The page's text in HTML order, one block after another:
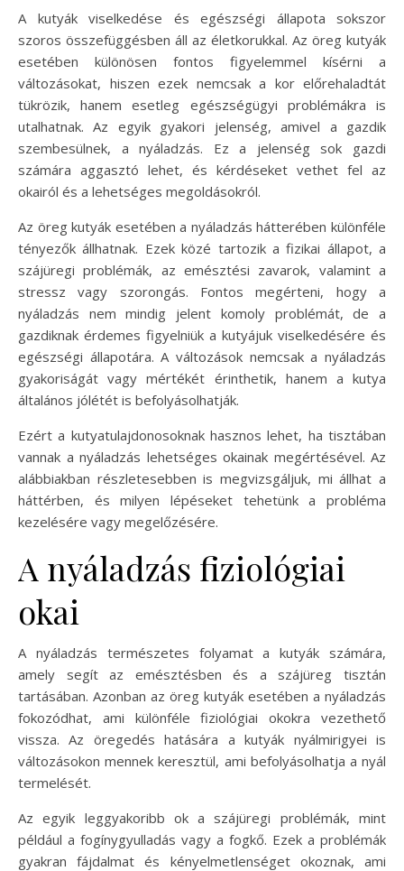
A kutyák viselkedése és egészségi állapota sokszor
szoros összefüggésben áll az életkorukkal. Az öreg kutyák
esetében különösen fontos figyelemmel kísérni a
változásokat, hiszen ezek nemcsak a kor előrehaladtát
tükrözik, hanem esetleg egészségügyi problémákra is
utalhatnak. Az egyik gyakori jelenség, amivel a gazdik
szembesülnek, a nyáladzás. Ez a jelenség sok gazdi
számára aggasztó lehet, és kérdéseket vethet fel az
okairól és a lehetséges megoldásokról.
Az öreg kutyák esetében a nyáladzás hátterében különféle
tényezők állhatnak. Ezek közé tartozik a fizikai állapot, a
szájüregi problémák, az emésztési zavarok, valamint a
stressz vagy szorongás. Fontos megérteni, hogy a
nyáladzás nem mindig jelent komoly problémát, de a
gazdiknak érdemes figyelniük a kutyájuk viselkedésére és
egészségi állapotára. A változások nemcsak a nyáladzás
gyakoriságát vagy mértékét érinthetik, hanem a kutya
általános jólétét is befolyásolhatják.
Ezért a kutyatulajdonosoknak hasznos lehet, ha tisztában
vannak a nyáladzás lehetséges okainak megértésével. Az
alábbiakban részletesebben is megvizsgáljuk, mi állhat a
háttérben, és milyen lépéseket tehetünk a probléma
kezelésére vagy megelőzésére.
A nyáladzás fiziológiai
okai
A nyáladzás természetes folyamat a kutyák számára,
amely segít az emésztésben és a szájüreg tisztán
tartásában. Azonban az öreg kutyák esetében a nyáladzás
fokozódhat, ami különféle fiziológiai okokra vezethető
vissza. Az öregedés hatására a kutyák nyálmirigyei is
változásokon mennek keresztül, ami befolyásolhatja a nyál
termelését.
Az egyik leggyakoribb ok a szájüregi problémák, mint
például a fogínygyulladás vagy a fogkő. Ezek a problémák
gyakran fájdalmat és kényelmetlenséget okoznak, ami